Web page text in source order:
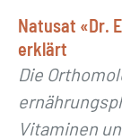
e
z
a
Natusat «Dr.
erklärt
Die
Vitaminen